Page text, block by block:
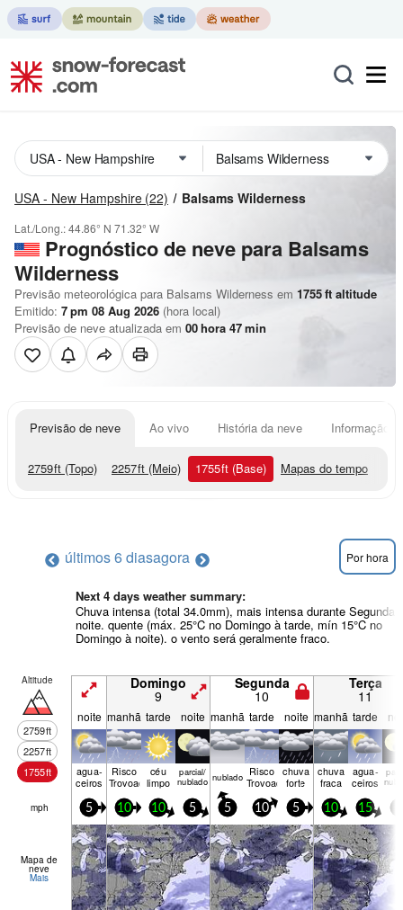
USA - New Hampshire (22) Balsams Wilderness
Lat./Long.:44.86° N 71.32° W
Prognóstico de neve para Balsams
Wilderness
Previsão meteorológica para Balsams Wilderness em 1755ft altitude
Emitido: 7 pm 08 Aug 2026 (hora local)
Previsão de neve atualizada em 00hora 47min
Previsão de neve Ao vivo História da neve Informação
2759ft (Topo) 2257ft (Meio) 1755ft (Base) Mapas do tempo
últimos 6 diasagora Por hora
Next 4 days weather summary:
Chuva intensa (total 34.0mm), mais intensa durante Segunda
noite. quente (máx. 25°C no Domingo à tarde, mín 15°C no
Domingo à noite). o vento será geralmente fraco.
Altitude
2759ft
2257ft
1755ft
Domingo
9
Segunda
10
Terça
11
noite manhã tarde noite manhã tarde noite manhã tarde
agua­
ceiros
Risco
Trovoada
céu
limpo
parcial/
nublado nubl­ado Risco
Trovoada
chuva
forte
chuva
fraca
agua­
ceiros
mph 5 10 10 5 5 10 5 10 15
Mapa de
neve
Mais